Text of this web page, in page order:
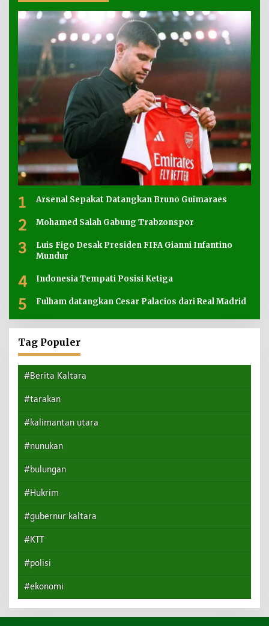
1 Arsenal Sepakat Datangkan Bruno Guimaraes
2 Mohamed Salah Gabung Trabzonspor
3
Luis Figo Desak Presiden FIFA Gianni Infantino
Mundur
4 Indonesia Tempati Posisi Ketiga
5 Fulham datangkan Cesar Palacios dari Real Madrid
Tag Populer
#Berita Kaltara
#tarakan
#kalimantan utara
#nunukan
#bulungan
#Hukrim
#gubernur kaltara
#KTT
#polisi
#ekonomi